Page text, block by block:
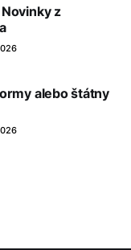
z
alebo štátny